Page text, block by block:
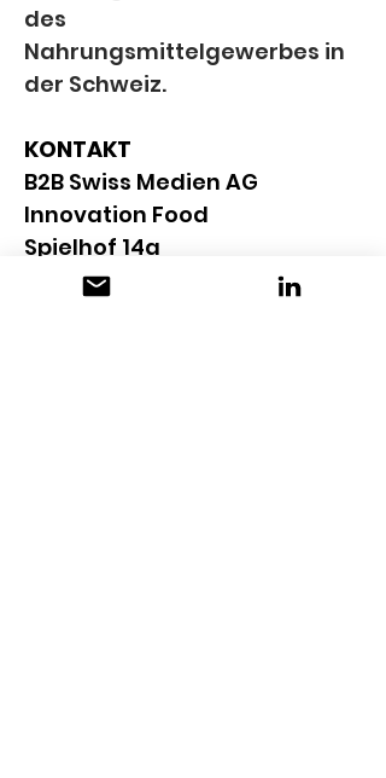
des
Nahrungsmittelgewerbes in
der Schweiz.
KONTAKT
B2B Swiss Medien AG
Innovation Food
Spielhof 14a
8750 Glarus